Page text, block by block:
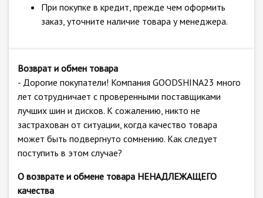
При покупке в кредит, прежде чем оформить
заказ, уточните наличие товара у менеджера.
Возврат и обмен товара
- Дорогие покупатели! Компания GOODSHINA23 много
лет сотрудничает с проверенными поставщиками
лучших шин и дисков. К сожалению, никто не
застрахован от ситуации, когда качество товара
может быть подвергнуто сомнению. Как следует
поступить в этом случае?
О возврате и обмене товара НЕНАДЛЕЖАЩЕГО
качества